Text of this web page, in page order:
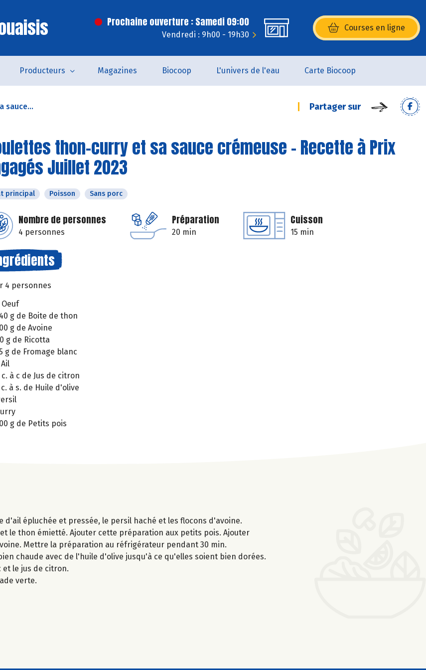
Prochaine ouverture : Samedi 09:00
Vendredi : 9h00 - 19h30
Courses en ligne
(s’ouvre dans une nouvelle
Producteurs Magazines Biocoop L'univers de l'eau Carte Biocoop
sauce... Partager sur
thon-curry et sa sauce crémeuse - Recette à Prix
Juillet 2023
principal Poisson Sans porc
Nombre de personnes
4 personnes
Préparation
20 min
Cuisson
15 min
4 personnes
Oeuf
g de Boite de thon
g de Avoine
g de Ricotta
g de Fromage blanc
Ail
c. à c de Jus de citron
c. à s. de Huile d'olive
g de Petits pois
épluchée et pressée, le persil haché et les flocons d'avoine.
le thon émietté. Ajouter cette préparation aux petits pois. Ajouter
Mettre la préparation au réfrigérateur pendant 30 min.
chaude avec de l'huile d'olive jusqu'à ce qu'elles soient bien dorées.
le jus de citron.
verte.